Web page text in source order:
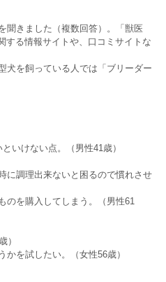
聞きました（複数回答）。「獣医
する情報サイトや、口コミサイトな
犬を飼っている人では「ブリーダー
いけない点。（男性41歳）
に調理出来ないと困るので慣れさせ
のを購入してしまう。（男性61
）
を試したい。（女性56歳）